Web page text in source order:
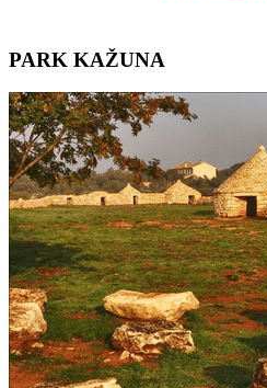
PARK KAŽUNA